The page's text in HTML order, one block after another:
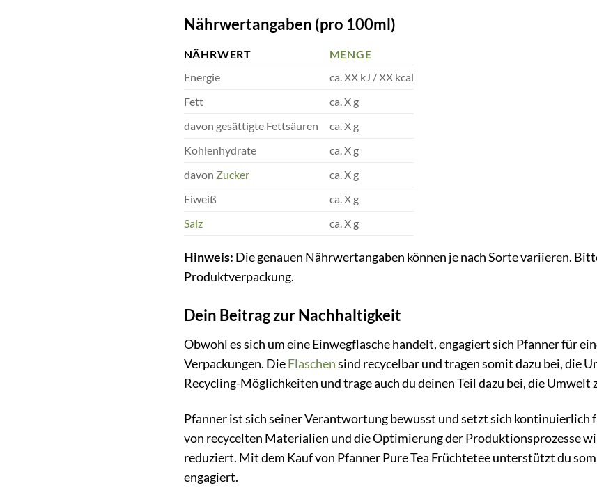
Nährwertangaben (pro 100ml)
NÄHRWERT
MENGE
Energie
ca. XX kJ / XX kcal
Fett
ca. X g
davon gesättigte Fettsäuren
ca. X g
Kohlenhydrate
ca. X g
davon Zucker
ca. X g
Eiweiß
ca. X g
Salz
ca. X g
Hinweis: Die genauen Nährwertangaben können je nach Sorte variieren.
Produktverpackung.
Dein Beitrag zur Nachhaltigkeit
Obwohl es sich um eine Einwegflasche handelt, engagiert sich Pfanner für
Verpackungen. DieFlaschensind recycelbar und tragen somit dazu bei, die
Recycling-Möglichkeiten und trage auch du deinen Teil dazu bei, die Umwelt
Pfanner ist sich seiner Verantwortung bewusst und setzt sich
von recycelten Materialien und die Optimierung der Produktionsprozesse
reduziert. Mit dem Kauf von Pfanner Pure Tea Früchtetee unterstützt du
engagiert.